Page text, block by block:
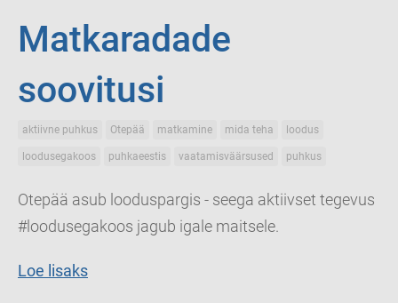
Matkaradade
soovitusi
aktiivne puhkus Otepää matkamine mida teha loodus
loodusegakoos puhkaeestis vaatamisväärsused puhkus
Otepää asub looduspargis - seega aktiivset tegevus
#loodusegakoos jagub igale maitsele.
Loe lisaks